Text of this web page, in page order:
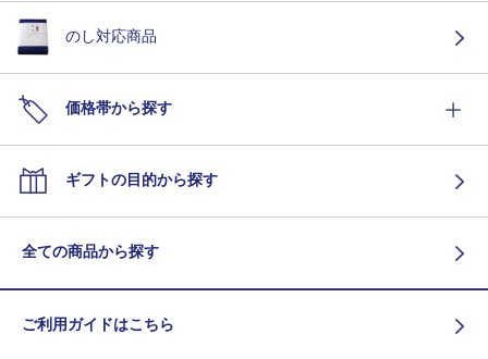
のし対応商品
価格帯から探す
ギフトの目的から探す
全ての商品から探す
ご利用ガイドはこちら